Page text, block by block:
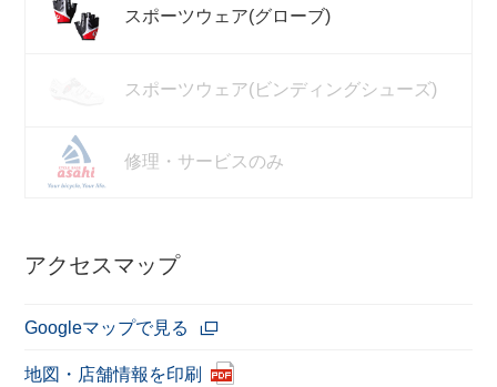
スポーツウェア(グローブ)
スポーツウェア(ビンディングシューズ)
修理・サービスのみ
アクセスマップ
Googleマップで見る
地図・店舗情報を印刷